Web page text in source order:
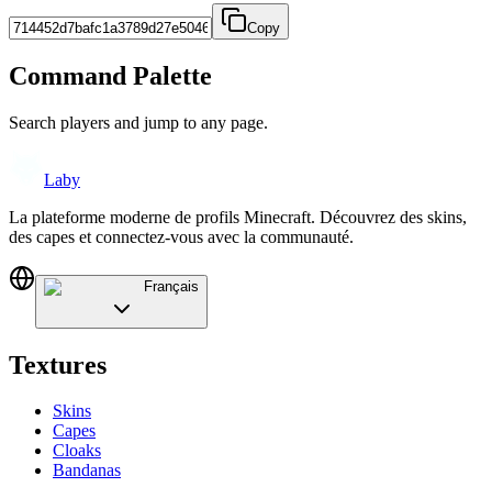
Copy
Command Palette
Search players and jump to any page.
Laby
La plateforme moderne de profils Minecraft. Découvrez des skins,
des capes et connectez-vous avec la communauté.
Français
Textures
Skins
Capes
Cloaks
Bandanas